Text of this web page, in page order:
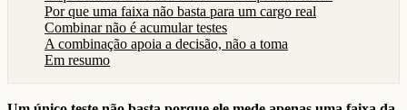
Por que uma faixa não basta para um cargo real
Combinar não é acumular testes
A combinação apoia a decisão, não a toma
Em resumo